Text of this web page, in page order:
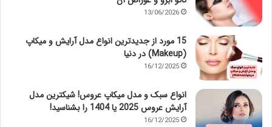
13/06/2026
15 مورد از جدیدترین انواع مدل آرایش و میکاپ
(Makeup) در دنیا
16/12/2025
انواع سبک و مدل میکاپ عروس! شیکترین مدل
آرایش عروس 2025 یا 1404 را بشناسید!
16/12/2025